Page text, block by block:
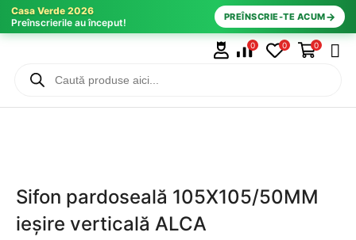
Casa Verde 2026
Preînscrierile au început!
PREÎNSCRIE-TE ACUM→
0 0 0
Sifon pardoseală 105X105/50MM
ieșire verticală ALCA